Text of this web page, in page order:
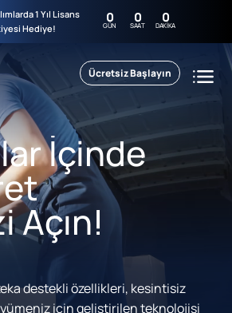
1 Yıl Lisans
Hediye!
0
GÜN 0
SAAT 0
DAKIKA
Ücretsiz Başlayın
İçinde
Açın!
destekli özellikleri, kesintisiz
için geliştirilen teknolojisi